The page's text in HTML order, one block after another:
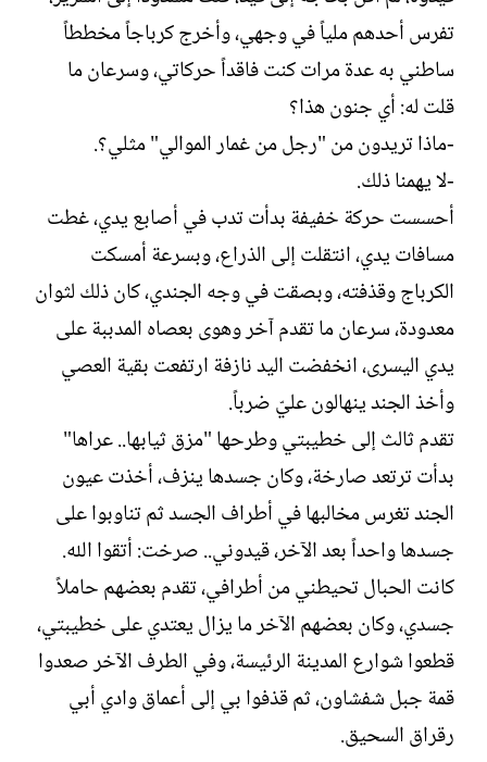
تفرس أحدهم ملياً في وجهي، وأخرج كرباجاً مخططاً
ساطني به عدة مرات كنت فاقداً حركاتي، وسرعان ما
قلت له: أي جنون هذا؟‏
-ماذا تريدون من "رجل من غمار الموالي" مثلي؟.‏
-لا يهمنا ذلك.‏
أحسست حركة خفيفة بدأت تدب في أصابع يدي، غطت
مسافات يدي، انتقلت إلى الذراع، وبسرعة أمسكت
الكرباج وقذفته، وبصقت في وجه الجندي، كان ذلك لثوان
معدودة، سرعان ما تقدم آخر وهوى بعصاه المدببة على
يدي اليسرى، انخفضت اليد نازفة ارتفعت بقية العصي
وأخذ الجند ينهالون عليّ ضرباً.‏
تقدم ثالث إلى خطيبتي وطرحها "مزق ثيابها.. عراها"
بدأت ترتعد صارخة، وكان جسدها ينزف، أخذت عيون
الجند تغرس مخالبها في أطراف الجسد ثم تناوبوا على
جسدها واحداً بعد الآخر، قيدوني.. صرخت: أتقوا الله.
كانت الحبال تحيطني من أطرافي، تقدم بعضهم حاملاً
جسدي، وكان بعضهم الآخر ما يزال يعتدي على خطيبتي،
قطعوا شوارع المدينة الرئيسة، وفي الطرف الآخر صعدوا
قمة جبل شفشاون، ثم قذفوا بي إلى أعماق وادي أبي
رقراق السحيق.‏